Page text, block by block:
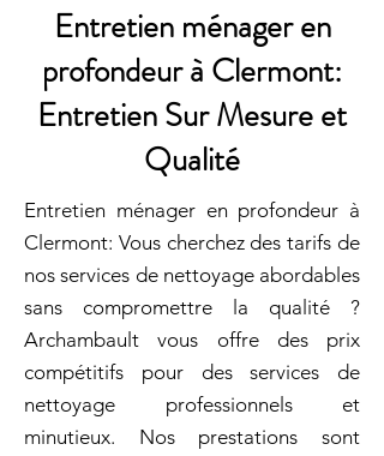
Entretien ménager en
profondeur à Clermont:
Entretien Sur Mesure et
Qualité
Entretien ménager en profondeur à
Clermont: Vous cherchez des tarifs de
nos services de nettoyage abordables
sans compromettre la qualité ?
Archambault vous offre des prix
compétitifs pour des services de
nettoyage professionnels et
minutieux. Nos prestations sont